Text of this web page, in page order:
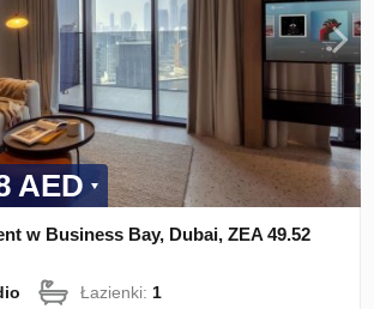
AED
w Business Bay, Dubai, ZEA 49.52
Łazienki:1